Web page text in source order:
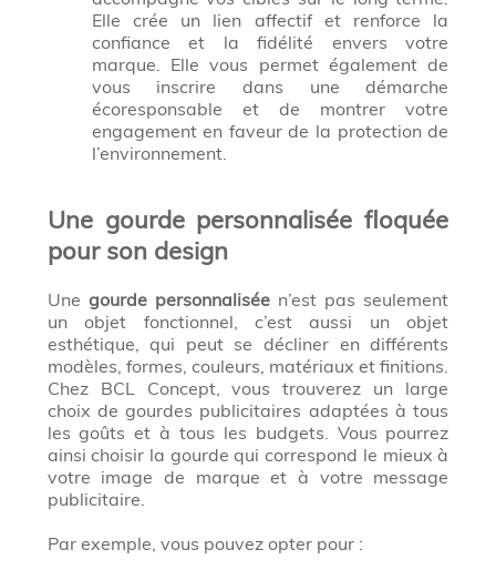
Elle crée un lien affectif et renforce la
confiance et la fidélité envers votre
marque. Elle vous permet également de
vous inscrire dans une démarche
écoresponsable et de montrer votre
engagement en faveur de la protection de
l’environnement.
Une gourde personnalisée floquée
pour son design
Une gourde personnaliséen’est pas seulement
un objet fonctionnel, c’est aussi un objet
esthétique, qui peut se décliner en différents
modèles, formes, couleurs, matériaux et finitions.
Chez BCL Concept, vous trouverez un large
choix de gourdes publicitaires adaptées à tous
les goûts et à tous les budgets. Vous pourrez
ainsi choisir la gourde qui correspond le mieux à
votre image de marque et à votre message
publicitaire.
Par exemple, vous pouvez opter pour :